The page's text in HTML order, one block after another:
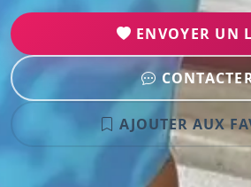
ENVOYER UN
AJOUTER AUX